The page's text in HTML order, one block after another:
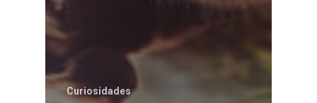
Curiosidades